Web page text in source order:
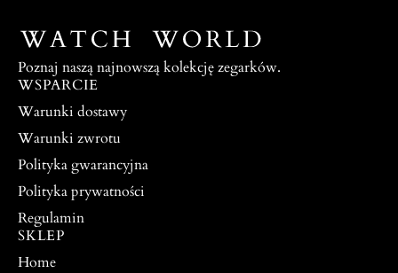
Poznaj naszą najnowszą kolekcję zegarków.
WSPARCIE
Warunki dostawy
Warunki zwrotu
Polityka gwarancyjna
Polityka prywatności
Regulamin
SKLEP
Home